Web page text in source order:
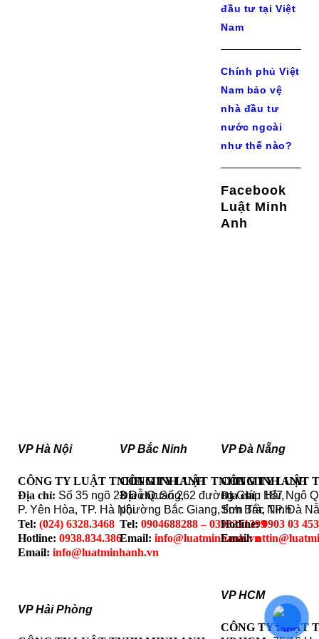
đầu tư tại Việt
Nam
Chính phủ Việt
Nam bảo vệ
nhà đầu tư
nước ngoài
như thế nào?
Facebook
Luật Minh
Anh
VP Hà Nội
CÔNG TY LUẬT TNHH MINH ANH
Địa chỉ: Số 35 ngõ 23 Đỗ Quang,
P. Yên Hòa, TP. Hà Nội
Tel: (024) 6328.3468
Hotline: 0938.834.386
Email: info@luatminhanh.vn
VP Hải Phòng
VP Bắc Ninh
CÔNG TY LUẬT TNHH MINH ANH
Địa chỉ: Số 262 đường Giáp Hải,
phường Bắc Giang, tỉnh Bắc Ninh
Tel: 0904688288 – 0393251399
Email: info@luatminhanh.vn
VP Đà Nẵng
CÔNG TY LUẬT
Địa chỉ: 187 Ngô
Sơn Trà, TP. Đà
Hotline:0903 03
Email:
VP HCM
CÔNG TY LUẬT